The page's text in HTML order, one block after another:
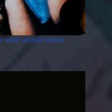
onde assistir online